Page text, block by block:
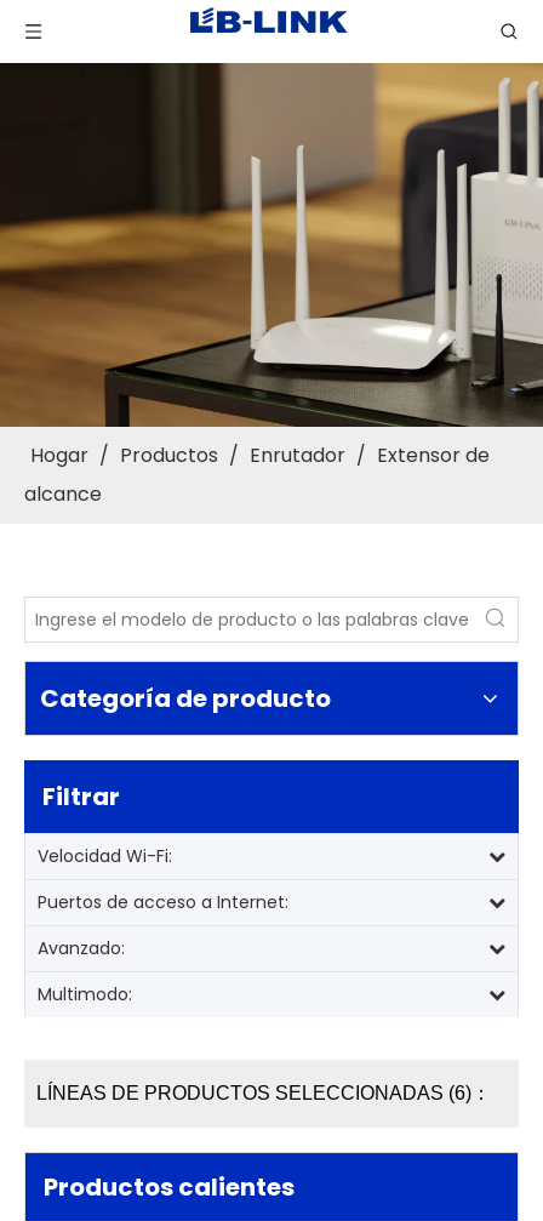
Hogar / Productos / Enrutador / Extensor de
alcance
Categoría de producto
Filtrar
Velocidad Wi-Fi:
Puertos de acceso a Internet:
Avanzado:
Multimodo:
LÍNEAS DE PRODUCTOS SELECCIONADAS (6)：
Productos calientes